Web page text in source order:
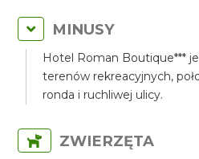
MINUSY
Hotel Roman Boutique***
terenów rekreacyjnych,
ronda i ruchliwej ulicy.
ZWIERZĘTA